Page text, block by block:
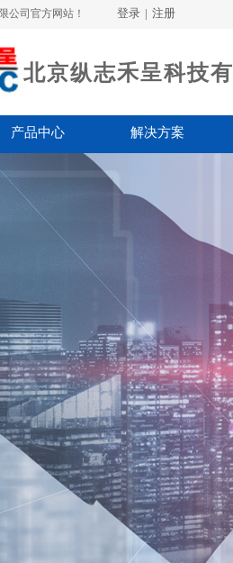
公司官方网站！ 登录 | 注册
北京纵志禾呈科技
产品中心 解决方案